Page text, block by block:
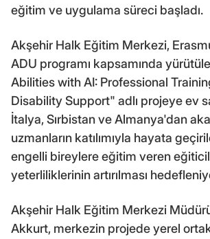
eğitim ve uygulama süreci başladı.
Akşehir Halk Eğitim Merkezi,
ADU programı kapsamında
Abilities with AI: Professional
Disability Support" adlı projeye ev
İtalya, Sırbistan ve Almanya'dan
uzmanların katılımıyla hayata
engelli bireylere eğitim veren
yeterliliklerinin artırılması
Akşehir Halk Eğitim Merkezi
Akkurt, merkezin projede yerel